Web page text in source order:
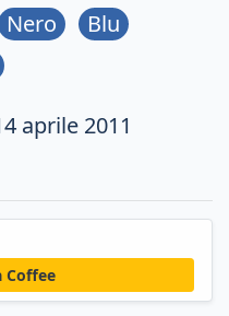
Nero
Blu
aprile 2011
Coffee